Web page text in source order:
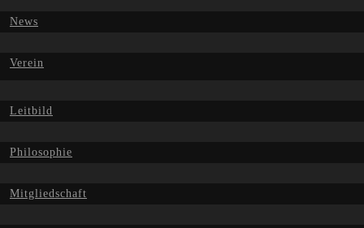
News
Verein
Leitbild
Philosophie
Mitgliedschaft